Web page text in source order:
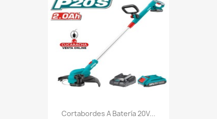
Cortabordes A Batería 20V...